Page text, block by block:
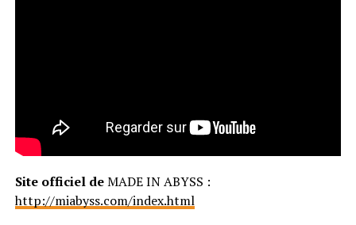
Site officiel deMADE IN ABYSS :
http://miabyss.com/index.html